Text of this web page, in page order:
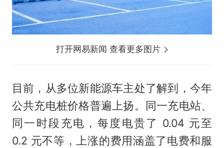
打开网易新闻 查看更多图片
目前，从多位新能源车主处了解到，今年
公共充电桩价格普遍上扬。同一充电站、
同一时段充电，每度电贵了 0.04 元至
0.2 元不等，上涨的费用涵盖了电费和服